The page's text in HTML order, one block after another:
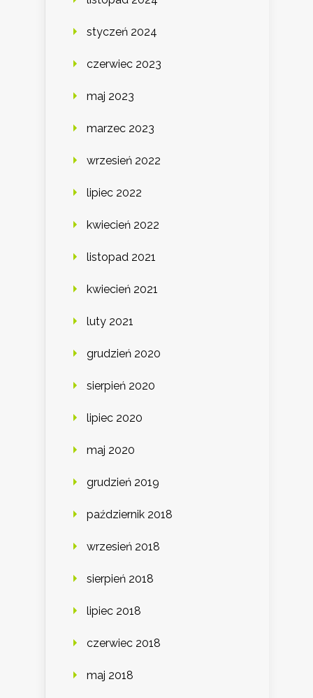
styczeń 2024
czerwiec 2023
maj 2023
marzec 2023
wrzesień 2022
lipiec 2022
kwiecień 2022
listopad 2021
kwiecień 2021
luty 2021
grudzień 2020
sierpień 2020
lipiec 2020
maj 2020
grudzień 2019
październik 2018
wrzesień 2018
sierpień 2018
lipiec 2018
czerwiec 2018
maj 2018